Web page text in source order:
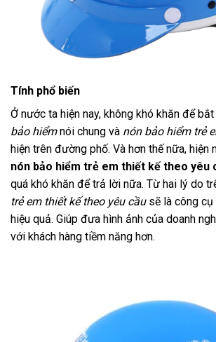
Tính phổ biến
Ở nước ta hiện nay, không khó khăn để
bảo hiểmnói chung và nón bảo hiểm trẻ
hiện trên đường phố. Và hơn thế nữa, hiện
nón bảo hiểm trẻ em thiết kế theo yêu
quá khó khăn để trả lời nữa. Từ hai lý do
trẻ em thiết kế theo yêu cầu sẽ là công
hiệu quả. Giúp đưa hình ảnh của doanh
với khách hàng tiềm năng hơn.